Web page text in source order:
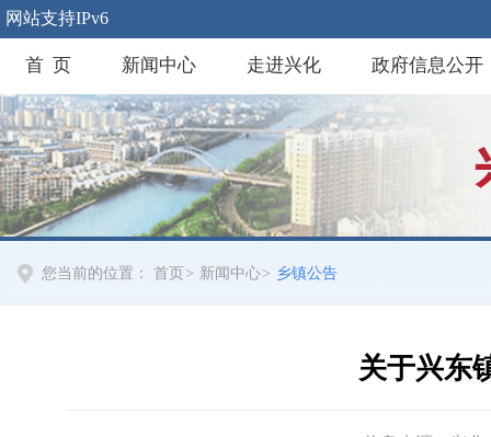
网站支持IPv6
首 页 新闻中心 走进兴化 政府信息公开
您当前的位置： 首页 > 新闻中心> 乡镇公告
关于兴东